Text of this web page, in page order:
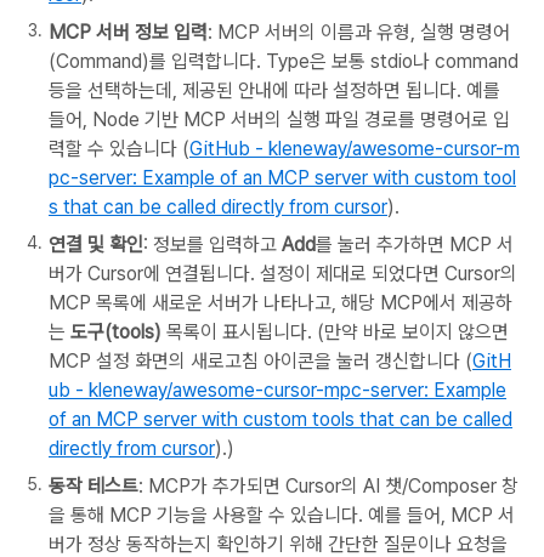
MCP 서버 정보 입력: MCP 서버의 이름과 유형, 실행 명령어
(Command)를 입력합니다. Type은 보통 stdio나 command
등을 선택하는데, 제공된 안내에 따라 설정하면 됩니다. 예를
들어, Node 기반 MCP 서버의 실행 파일 경로를 명령어로 입
력할 수 있습니다 (GitHub - kleneway/awesome-cursor-m
pc-server: Example of an MCP server with custom tool
s that can be called directly from cursor).
연결 및 확인: 정보를 입력하고 Add를 눌러 추가하면 MCP 서
버가 Cursor에 연결됩니다. 설정이 제대로 되었다면 Cursor의
MCP 목록에 새로운 서버가 나타나고, 해당 MCP에서 제공하
는 도구(tools) 목록이 표시됩니다. (만약 바로 보이지 않으면
MCP 설정 화면의 새로고침 아이콘을 눌러 갱신합니다 (GitH
ub - kleneway/awesome-cursor-mpc-server: Example
of an MCP server with custom tools that can be called
directly from cursor).)
동작 테스트: MCP가 추가되면 Cursor의 AI 챗/Composer 창
을 통해 MCP 기능을 사용할 수 있습니다. 예를 들어, MCP 서
버가 정상 동작하는지 확인하기 위해 간단한 질문이나 요청을